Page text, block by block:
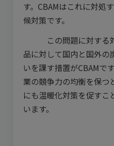
す。CBAMはこれに対処
候対策です。
この問題に対する対
品に対して国内と国外の
いを課す措置がCBAMで
業の競争力の均衡を保つ
にも温暖化対策を促すこ
います。